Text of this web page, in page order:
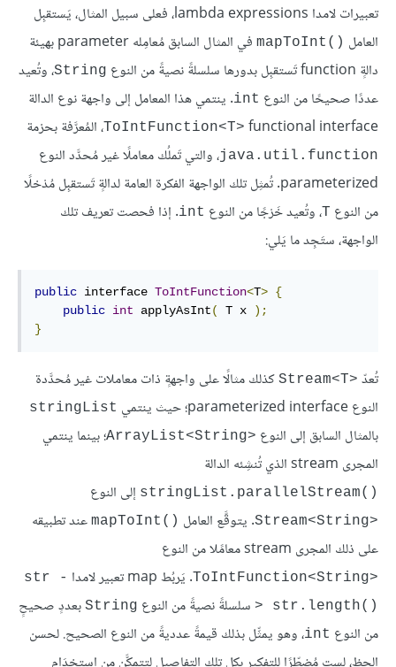
تعبيرات لامدا lambda expressions، فعلى سبيل المثال، يَستقبِل
العامل mapToInt()‎
في المثال السابق مُعامِله parameter بهيئة
دالةٍ function تَستقبِل بدورها سلسلةً نصيةً من النوع
String، وتُعيد
عددًا صحيحًا من النوع int. ينتمي هذا المعامل إلى واجهة نوع الدالة
functional interface‏
ToIntFunction<T>‎، المُعرَّفة بحزمة
java.util.function، والتي تَملُك معاملًا غير مُحدَّد النوع
parameterized. تُمثِل تلك الواجهة الفكرة العامة لدالةٍ تَستقبِل مُدْخلًا
من النوع T، وتُعيد خَرْجًا من النوع int. إذا فحصت تعريف تلك
الواجهة، ستَجِد ما يَلي:
public interface ToIntFunction<T> {
public int applyAsInt( T x
);
}
تُعدّ Stream<T>‎ كذلك مثالًا على واجهةٍ ذات معاملات غير مُحدَّدة
النوع parameterized interface؛ حيث ينتمي
stringList
بالمثال السابق إلى النوع ArrayList<String>‎؛ بينما ينتمي
المجرى stream الذي تُنشِئه الدالة
stringList.parallelStream()‎ إلى النوع
Stream<String>‎. يتوقَّع العامل mapToInt()‎ عند تطبيقه
على ذلك المجرى stream معامًلا من النوع
ToIntFunction<String>‎. يَربُط map تعبير لامدا
str -
> str.length()‎ سلسلةً نصيةً من النوع String بعددٍ صحيحٍ
من النوع int، وهو يمثِّل بذلك قيمةً عدديةً من النوع الصحيح. لحسن